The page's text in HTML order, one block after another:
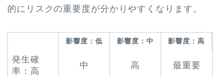
的にリスクの重要度が分かりやすくなります。
影響度：低 影響度：中 影響度：高
発生確
率：高
中 高 最重要